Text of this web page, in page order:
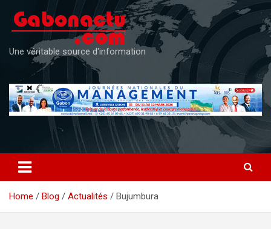
content
Une véritable source d'information
Home Blog Actualités Bujumbura